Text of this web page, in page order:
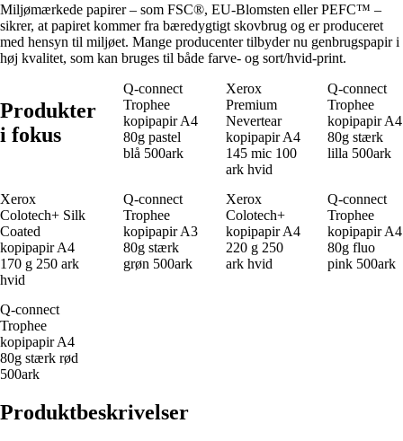
Miljømærkede papirer – som FSC®, EU-Blomsten eller PEFC™ –
sikrer, at papiret kommer fra bæredygtigt skovbrug og er produceret
med hensyn til miljøet. Mange producenter tilbyder nu genbrugspapir i
høj kvalitet, som kan bruges til både farve- og sort/hvid-print.
Produkter
i fokus
Q-connect
Trophee
kopipapir A4
80g pastel
blå 500ark
Xerox
Premium
Nevertear
kopipapir A4
145 mic 100
ark hvid
Q-connect
Trophee
kopipapir A4
80g stærk
lilla 500ark
Xerox
Colotech+ Silk
Coated
kopipapir A4
170 g 250 ark
hvid
Q-connect
Trophee
kopipapir A3
80g stærk
grøn 500ark
Xerox
Colotech+
kopipapir A4
220 g 250
ark hvid
Q-connect
Trophee
kopipapir A4
80g fluo
pink 500ark
Q-connect
Trophee
kopipapir A4
80g stærk rød
500ark
Produktbeskrivelser